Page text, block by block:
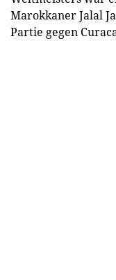
Marokkaner Jalal
Partie gegen